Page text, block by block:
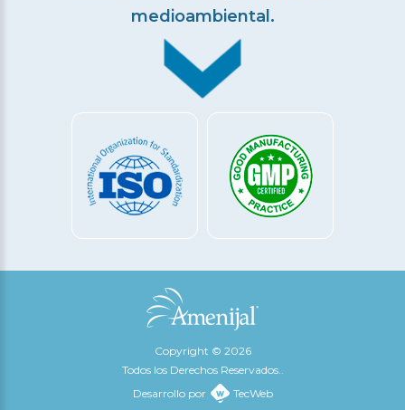
medioambiental.
Copyright © 2026
Todos los Derechos Reservados..
Desarrollo por
TecWeb